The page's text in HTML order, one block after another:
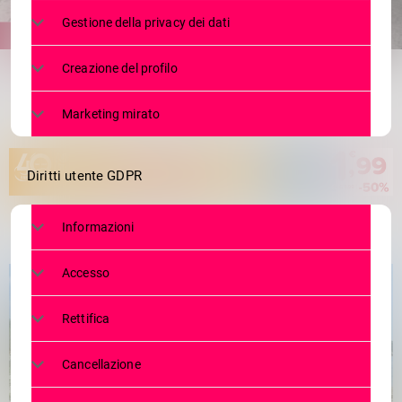
share
email
Gestione della privacy dei dati
Creazione del profilo
Marketing mirato
Diritti utente GDPR
Informazioni
Accesso
Rettifica
Cancellazione